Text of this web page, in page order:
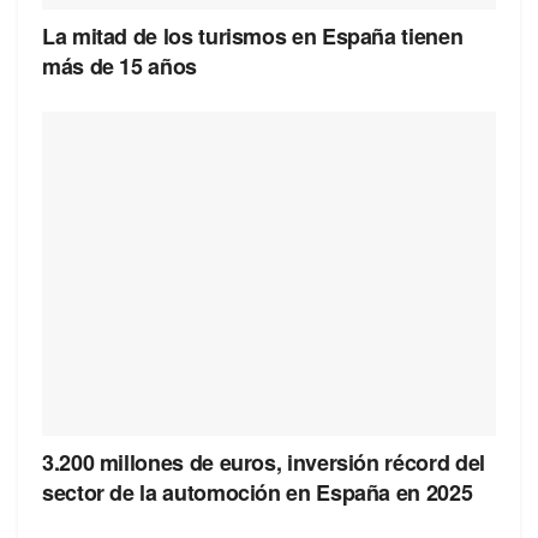
La mitad de los turismos en España tienen
más de 15 años
3.200 millones de euros, inversión récord del
sector de la automoción en España en 2025